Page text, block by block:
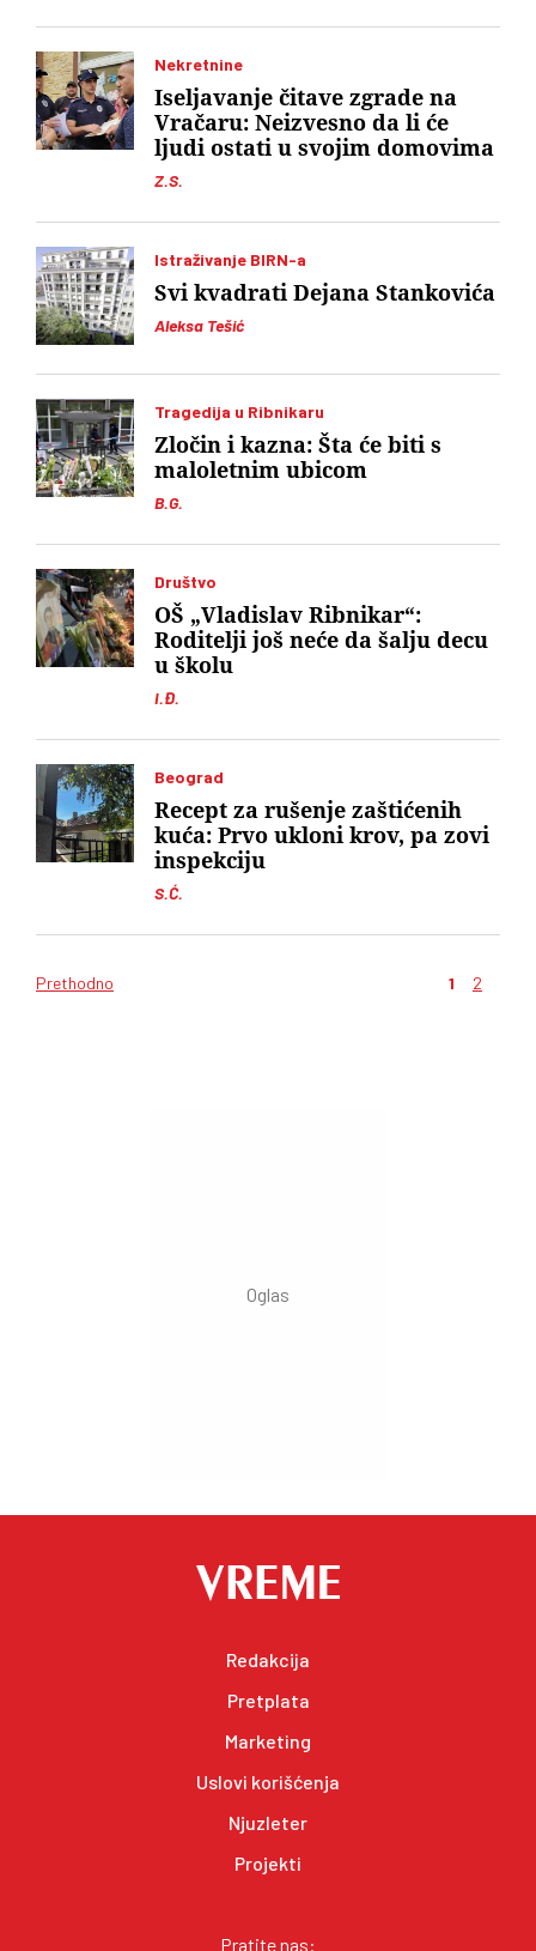
Nekretnine
Z.S.
Iseljavanje čitave zgrade na
Vračaru: Neizvesno da li će
ljudi ostati u svojim domovima
Istraživanje BIRN-a
Aleksa Tešić
Svi kvadrati Dejana Stankovića
Tragedija u Ribnikaru
B.G.
Zločin i kazna: Šta će biti s
maloletnim ubicom
Društvo
I.Đ.
OŠ „Vladislav Ribnikar“:
Roditelji još neće da šalju decu
u školu
Beograd
S.Ć.
Recept za rušenje zaštićenih
kuća: Prvo ukloni krov, pa zovi
inspekciju
Prethodno 1 2
Redakcija
Pretplata
Marketing
Uslovi korišćenja
Njuzleter
Projekti
Pratite nas: